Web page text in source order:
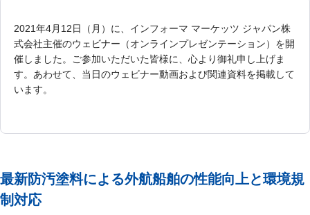
2021年4月12日（月）に、インフォーマ マーケッツ ジャパン株
式会社主催のウェビナー（オンラインプレゼンテーション）を開
催しました。ご参加いただいた皆様に、心より御礼申し上げま
す。あわせて、当日のウェビナー動画および関連資料を掲載して
います。
最新防汚塗料による外航船舶の性能向上と環境規
制対応